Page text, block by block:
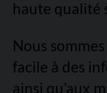
haute qualité
Nous
facile à des
ainsi qu’aux